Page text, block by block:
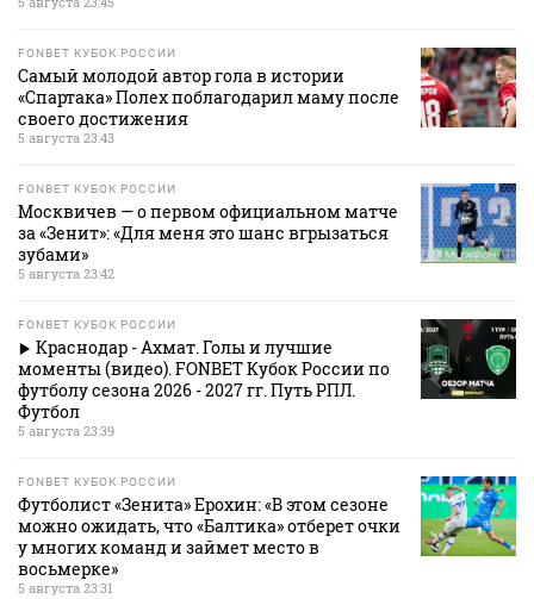
FONBET КУБОК РОССИИ
Самый молодой автор гола в истории
«Спартака» Полех поблагодарил маму после
своего достижения
5 августа 23:43
FONBET КУБОК РОССИИ
Москвичев — о первом официальном матче
за «Зенит»: «Для меня это шанс вгрызаться
зубами»
5 августа 23:42
FONBET КУБОК РОССИИ
Краснодар - Ахмат. Голы и лучшие
моменты (видео). FONBET Кубок России по
футболу сезона 2026 - 2027 гг. Путь РПЛ.
Футбол
5 августа 23:39
FONBET КУБОК РОССИИ
Футболист «Зенита» Ерохин: «В этом сезоне
можно ожидать, что «Балтика» отберет очки
у многих команд и займет место в
восьмерке»
5 августа 23:31